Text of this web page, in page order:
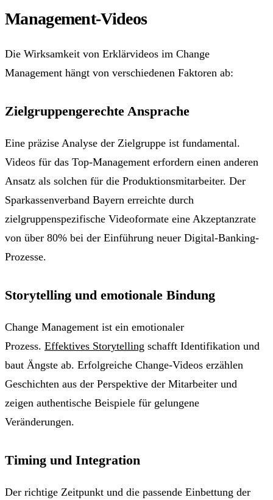
Management-Videos
Die Wirksamkeit von Erklärvideos im Change
Management hängt von verschiedenen Faktoren ab:
Zielgruppengerechte Ansprache
Eine präzise Analyse der Zielgruppe ist fundamental.
Videos für das Top-Management erfordern einen anderen
Ansatz als solchen für die Produktionsmitarbeiter. Der
Sparkassenverband Bayern erreichte durch
zielgruppenspezifische Videoformate eine Akzeptanzrate
von über 80% bei der Einführung neuer Digital-Banking-
Prozesse.
Storytelling und emotionale Bindung
Change Management ist ein emotionaler
Prozess. Effektives Storytelling schafft Identifikation und
baut Ängste ab. Erfolgreiche Change-Videos erzählen
Geschichten aus der Perspektive der Mitarbeiter und
zeigen authentische Beispiele für gelungene
Veränderungen.
Timing und Integration
Der richtige Zeitpunkt und die passende Einbettung der